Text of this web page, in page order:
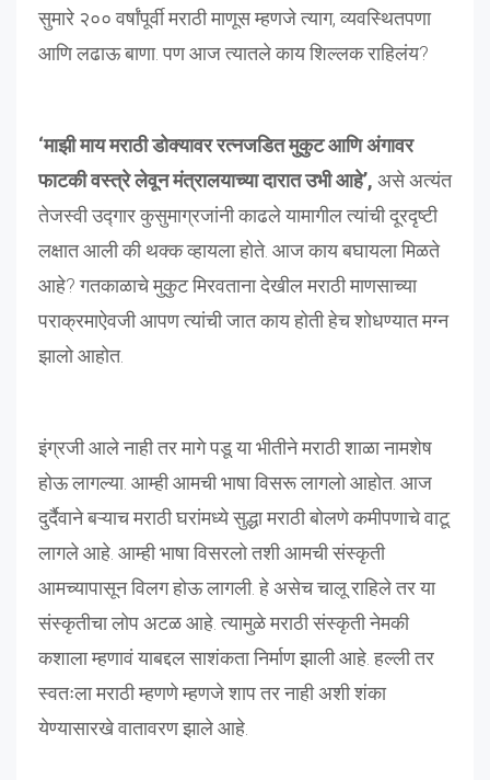
सुमारे २०० वर्षांपूर्वी मराठी माणूस म्हणजे त्याग, व्यवस्थितपणा
आणि लढाऊ बाणा. पण आज त्यातले काय शिल्लक राहिलंय?
‘माझी माय मराठी डोक्यावर रत्नजडित मुकुट आणि अंगावर
फाटकी वस्त्रे लेवून मंत्रालयाच्या दारात उभी आहे’, असे अत्यंत
तेजस्वी उद्गार कुसुमाग्रजांनी काढले यामागील त्यांची दूरदृष्टी
लक्षात आली की थक्क व्हायला होते. आज काय बघायला मिळते
आहे? गतकाळाचे मुकुट मिरवताना देखील मराठी माणसाच्या
पराक्रमाऐवजी आपण त्यांची जात काय होती हेच शोधण्यात मग्न
झालो आहोत.
इंग्रजी आले नाही तर मागे पडू या भीतीने मराठी शाळा नामशेष
होऊ लागल्या. आम्ही आमची भाषा विसरू लागलो आहोत. आज
दुर्दैवाने बऱ्याच मराठी घरांमध्ये सुद्धा मराठी बोलणे कमीपणाचे वाटू
लागले आहे. आम्ही भाषा विसरलो तशी आमची संस्कृती
आमच्यापासून विलग होऊ लागली. हे असेच चालू राहिले तर या
संस्कृतीचा लोप अटळ आहे. त्यामुळे मराठी संस्कृती नेमकी
कशाला म्हणावं याबद्दल साशंकता निर्माण झाली आहे. हल्ली तर
स्वतःला मराठी म्हणणे म्हणजे शाप तर नाही अशी शंका
येण्यासारखे वातावरण झाले आहे.